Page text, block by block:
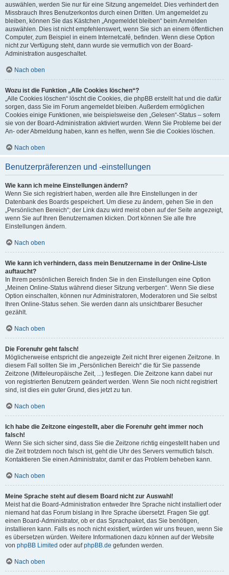
auswählen, werden Sie nur für eine Sitzung angemeldet. Dies verhindert den
Missbrauch Ihres Benutzerkontos durch einen Dritten. Um angemeldet zu
bleiben, können Sie das Kästchen „Angemeldet bleiben“ beim Anmelden
auswählen. Dies ist nicht empfehlenswert, wenn Sie sich an einem öffentlichen
Computer, zum Beispiel in einem Internetcafé, befinden. Wenn diese Option
nicht zur Verfügung steht, dann wurde sie vermutlich von der Board-
Administration ausgeschaltet.
Nach oben
Wozu ist die Funktion „Alle Cookies löschen“?
„Alle Cookies löschen“ löscht die Cookies, die phpBB erstellt hat und die dafür
sorgen, dass Sie im Forum angemeldet bleiben. Außerdem ermöglichen
Cookies einige Funktionen, wie beispielsweise den „Gelesen“-Status – sofern
sie von der Board-Administration aktiviert wurden. Wenn Sie Probleme bei der
An- oder Abmeldung haben, kann es helfen, wenn Sie die Cookies löschen.
Nach oben
Benutzerpräferenzen und -einstellungen
Wie kann ich meine Einstellungen ändern?
Wenn Sie sich registriert haben, werden alle Ihre Einstellungen in der
Datenbank des Boards gespeichert. Um diese zu ändern, gehen Sie in den
„Persönlichen Bereich“; der Link dazu wird meist oben auf der Seite angezeigt,
wenn Sie auf Ihren Benutzernamen klicken. Dort können Sie alle Ihre
Einstellungen ändern.
Nach oben
Wie kann ich verhindern, dass mein Benutzername in der Online-Liste
auftaucht?
In Ihrem persönlichen Bereich finden Sie in den Einstellungen eine Option
„Meinen Online-Status während dieser Sitzung verbergen“. Wenn Sie diese
Option einschalten, können nur Administratoren, Moderatoren und Sie selbst
Ihren Online-Status sehen. Sie werden dann als unsichtbarer Besucher
gezählt.
Nach oben
Die Forenuhr geht falsch!
Möglicherweise entspricht die angezeigte Zeit nicht Ihrer eigenen Zeitzone. In
diesem Fall sollten Sie im „Persönlichen Bereich“ die für Sie passende
Zeitzone (Mitteleuropäische Zeit, ...) festlegen. Die Zeitzone kann dabei nur
von registrierten Benutzern geändert werden. Wenn Sie noch nicht registriert
sind, ist dies ein guter Grund, dies jetzt zu tun.
Nach oben
Ich habe die Zeitzone eingestellt, aber die Forenuhr geht immer noch
falsch!
Wenn Sie sich sicher sind, dass Sie die Zeitzone richtig eingestellt haben und
die Zeit trotzdem noch falsch ist, geht die Uhr des Servers vermutlich falsch.
Kontaktieren Sie einen Administrator, damit er das Problem beheben kann.
Nach oben
Meine Sprache steht auf diesem Board nicht zur Auswahl!
Meist hat die Board-Administration entweder Ihre Sprache nicht installiert oder
niemand hat das Forum bislang in Ihre Sprache übersetzt. Fragen Sie ggf.
einen Board-Administrator, ob er das Sprachpaket, das Sie benötigen,
installieren kann. Falls es noch nicht existiert, würden wir uns freuen, wenn Sie
es übersetzen würden. Weitere Informationen dazu können auf der Website
von phpBB Limited oder aufphpBB.de gefunden werden.
Nach oben